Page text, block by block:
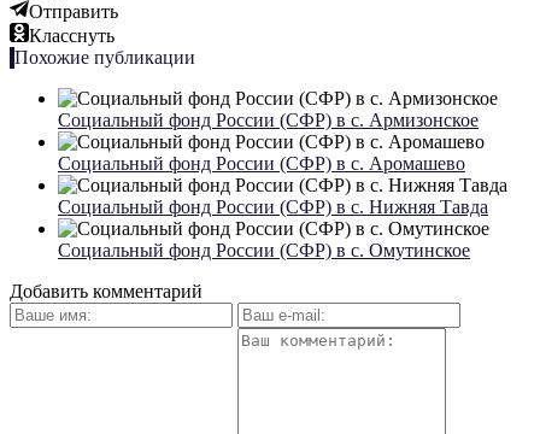
Отправить
Класснуть
Похожие публикации
Социальный фонд России (СФР) в с. Армизонское
Социальный фонд России (СФР) в с. Аромашево
Социальный фонд России (СФР) в с. Нижняя Тавда
Социальный фонд России (СФР) в с. Омутинское
Добавить комментарий